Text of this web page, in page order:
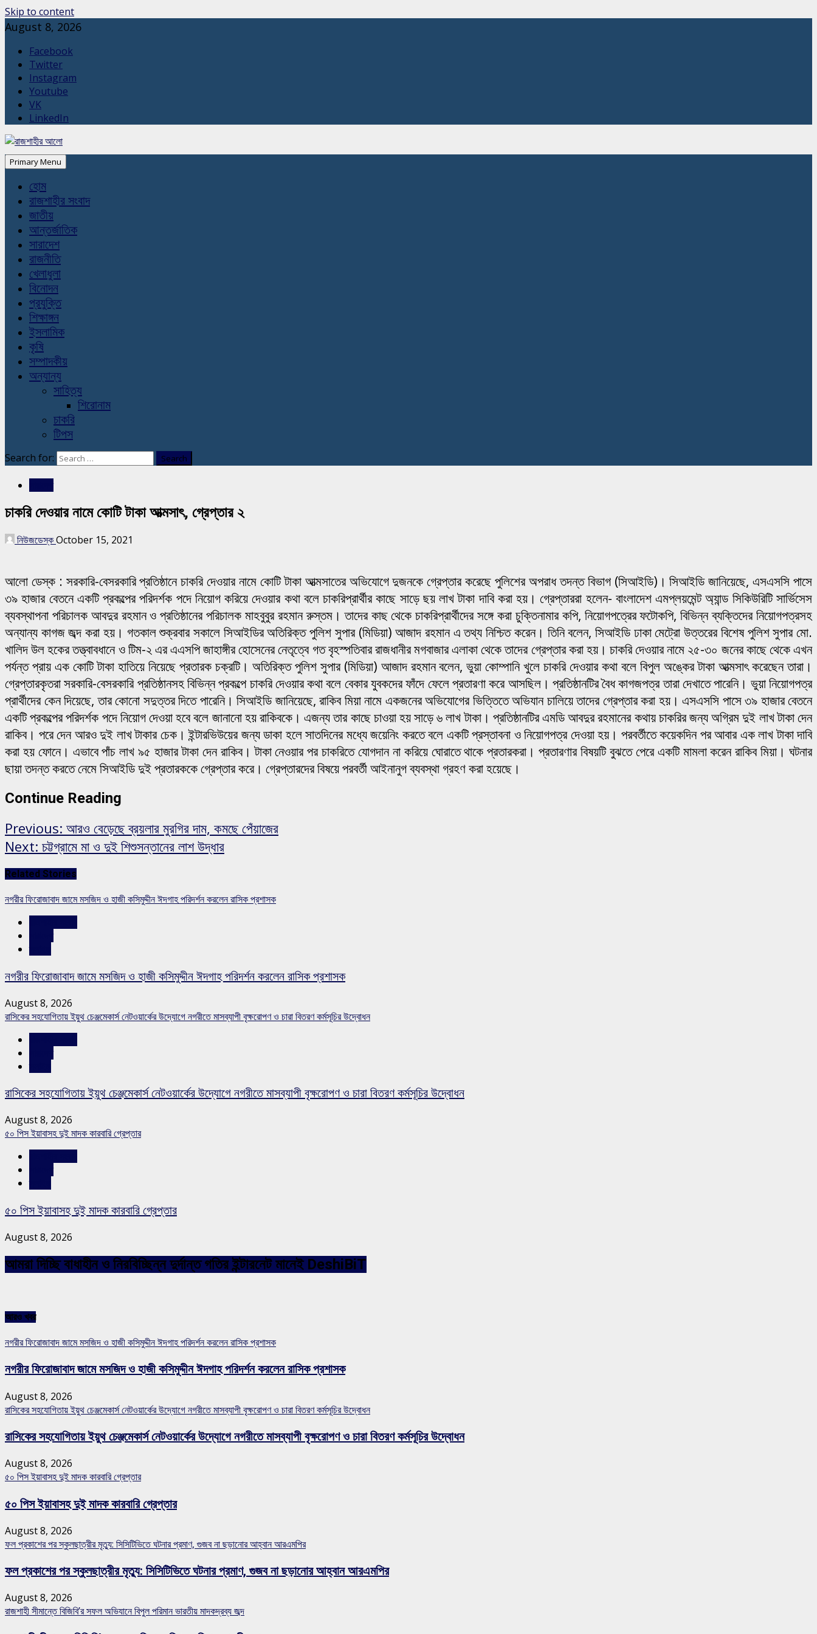
Skip to content
August 8, 2026
Facebook
Twitter
Instagram
Youtube
VK
LinkedIn
Primary Menu
হোম
রাজশাহীর সংবাদ
জাতীয়
আন্তর্জাতিক
সারাদেশ
রাজনীতি
খেলাধুলা
বিনোদন
প্রযুক্তি
শিক্ষাঙ্গন
ইসলামিক
কৃষি
সম্পাদকীয়
অন্যান্য
সাহিত্য
শিরোনাম
চাকরি
টিপস
Search for:
চাকরি দেওয়ার নামে কোটি টাকা আত্মসাৎ, গ্রেপ্তার ২
নিউজডেস্কOctober 15, 2021
আলো ডেস্ক : সরকারি-বেসরকারি প্রতিষ্ঠানে চাকরি দেওয়ার নামে কোটি টাকা আত্মসাতের অভিযোগে দুজনকে গ্রেপ্তার করেছে পুলিশের অপরাধ তদন্ত বিভাগ (সিআইডি)। সিআইডি জানিয়েছে, এসএসসি পাসে
৩৯ হাজার বেতনে একটি প্রকল্পের পরিদর্শক পদে নিয়োগ করিয়ে দেওয়ার কথা বলে চাকরিপ্রার্থীর কাছে সাড়ে ছয় লাখ টাকা দাবি করা হয়। গ্রেপ্তাররা হলেন- বাংলাদেশ এমপ্লয়মেন্ট অ্যান্ড সিকিউরিটি সার্ভিসেস
ব্যবস্থাপনা পরিচালক আবদুর রহমান ও প্রতিষ্ঠানের পরিচালক মাহবুবুর রহমান রুস্তম। তাদের কাছ থেকে চাকরিপ্রার্থীদের সঙ্গে করা চুক্তিনামার কপি, নিয়োগপত্রের ফটোকপি, বিভিন্ন ব্যক্তিদের নিয়োগপত্রসহ
অন্যান্য কাগজ জব্দ করা হয়। গতকাল শুক্রবার সকালে সিআইডির অতিরিক্ত পুলিশ সুপার (মিডিয়া) আজাদ রহমান এ তথ্য নিশ্চিত করেন। তিনি বলেন, সিআইডি ঢাকা মেট্রো উত্তরের বিশেষ পুলিশ সুপার মো.
খালিদ উল হকের তত্ত্বাবধানে ও টিম-২ এর এএসপি জাহাঙ্গীর হোসেনের নেতৃত্বে গত বৃহস্পতিবার রাজধানীর মগবাজার এলাকা থেকে তাদের গ্রেপ্তার করা হয়। চাকরি দেওয়ার নামে ২৫-৩০ জনের কাছে থেকে এখন
পর্যন্ত প্রায় এক কোটি টাকা হাতিয়ে নিয়েছে প্রতারক চক্রটি। অতিরিক্ত পুলিশ সুপার (মিডিয়া) আজাদ রহমান বলেন, ভুয়া কোম্পানি খুলে চাকরি দেওয়ার কথা বলে বিপুল অঙ্কের টাকা আত্মসাৎ করেছেন তারা।
গ্রেপ্তারকৃতরা সরকারি-বেসরকারি প্রতিষ্ঠানসহ বিভিন্ন প্রকল্পে চাকরি দেওয়ার কথা বলে বেকার যুবকদের ফাঁদে ফেলে প্রতারণা করে আসছিল। প্রতিষ্ঠানটির বৈধ কাগজপত্র তারা দেখাতে পারেনি। ভুয়া নিয়োগপত্র
প্রার্থীদের কেন দিয়েছে, তার কোনো সদুত্তর দিতে পারেনি। সিআইডি জানিয়েছে, রাকিব মিয়া নামে একজনের অভিযোগের ভিত্তিতে অভিযান চালিয়ে তাদের গ্রেপ্তার করা হয়। এসএসসি পাসে ৩৯ হাজার বেতনে
একটি প্রকল্পের পরিদর্শক পদে নিয়োগ দেওয়া হবে বলে জানানো হয় রাকিবকে। এজন্য তার কাছে চাওয়া হয় সাড়ে ৬ লাখ টাকা। প্রতিষ্ঠানটির এমডি আবদুর রহমানের কথায় চাকরির জন্য অগ্রিম দুই লাখ টাকা দেন
রাকিব। পরে দেন আরও দুই লাখ টাকার চেক। ইন্টারভিউয়ের জন্য ডাকা হলে সাতদিনের মধ্যে জয়েনিং করতে বলে একটি প্রস্তাবনা ও নিয়োগপত্র দেওয়া হয়। পরবর্তীতে কয়েকদিন পর আবার এক লাখ টাকা দাবি
করা হয় ফোনে। এভাবে পাঁচ লাখ ৯৫ হাজার টাকা দেন রাকিব। টাকা নেওয়ার পর চাকরিতে যোগদান না করিয়ে ঘোরাতে থাকে প্রতারকরা। প্রতারণার বিষয়টি বুঝতে পেরে একটি মামলা করেন রাকিব মিয়া। ঘটনার
ছায়া তদন্ত করতে নেমে সিআইডি দুই প্রতারককে গ্রেপ্তার করে। গ্রেপ্তারদের বিষয়ে পরবর্তী আইনানুগ ব্যবস্থা গ্রহণ করা হয়েছে।
Continue Reading
Previous: আরও বেড়েছে ব্রয়লার মুরগির দাম, কমছে পেঁয়াজের
Next: চট্টগ্রামে মা ও দুই শিশুসন্তানের লাশ উদ্ধার
Related Stories
নগরীর ফিরোজাবাদ জামে মসজিদ ও হাজী কসিমুদ্দীন ঈদগাহ পরিদর্শন করলেন রাসিক প্রশাসক
নগরীর ফিরোজাবাদ জামে মসজিদ ও হাজী কসিমুদ্দীন ঈদগাহ পরিদর্শন করলেন রাসিক প্রশাসক
August 8, 2026
রাসিকের সহযোগিতায় ইয়ুথ চেঞ্জমেকার্স নেটওয়ার্কের উদ্যোগে নগরীতে মাসব্যাপী বৃক্ষরোপণ ও চারা বিতরণ কর্মসূচির উদ্বোধন
রাসিকের সহযোগিতায় ইয়ুথ চেঞ্জমেকার্স নেটওয়ার্কের উদ্যোগে নগরীতে মাসব্যাপী বৃক্ষরোপণ ও চারা বিতরণ কর্মসূচির উদ্বোধন
August 8, 2026
৫০ পিস ইয়াবাসহ দুই মাদক কারবারি গ্রেপ্তার
৫০ পিস ইয়াবাসহ দুই মাদক কারবারি গ্রেপ্তার
August 8, 2026
আমরা দিচ্ছি বাধাহীন ও নিরবিচ্ছিন্ন দুর্দান্ত গতির ইন্টারনেট মানেই DeshiBiT
আরও খবর
নগরীর ফিরোজাবাদ জামে মসজিদ ও হাজী কসিমুদ্দীন ঈদগাহ পরিদর্শন করলেন রাসিক প্রশাসক
নগরীর ফিরোজাবাদ জামে মসজিদ ও হাজী কসিমুদ্দীন ঈদগাহ পরিদর্শন করলেন রাসিক প্রশাসক
August 8, 2026
রাসিকের সহযোগিতায় ইয়ুথ চেঞ্জমেকার্স নেটওয়ার্কের উদ্যোগে নগরীতে মাসব্যাপী বৃক্ষরোপণ ও চারা বিতরণ কর্মসূচির উদ্বোধন
রাসিকের সহযোগিতায় ইয়ুথ চেঞ্জমেকার্স নেটওয়ার্কের উদ্যোগে নগরীতে মাসব্যাপী বৃক্ষরোপণ ও চারা বিতরণ কর্মসূচির উদ্বোধন
August 8, 2026
৫০ পিস ইয়াবাসহ দুই মাদক কারবারি গ্রেপ্তার
৫০ পিস ইয়াবাসহ দুই মাদক কারবারি গ্রেপ্তার
August 8, 2026
ফল প্রকাশের পর স্কুলছাত্রীর মৃত্যু: সিসিটিভিতে ঘটনার প্রমাণ, গুজব না ছড়ানোর আহ্বান আরএমপির
ফল প্রকাশের পর স্কুলছাত্রীর মৃত্যু: সিসিটিভিতে ঘটনার প্রমাণ, গুজব না ছড়ানোর আহ্বান আরএমপির
August 8, 2026
রাজশাহী সীমান্তে বিজিবি’র সফল অভিযানে বিপুল পরিমান ভারতীয় মাদকদ্রব্য জব্দ